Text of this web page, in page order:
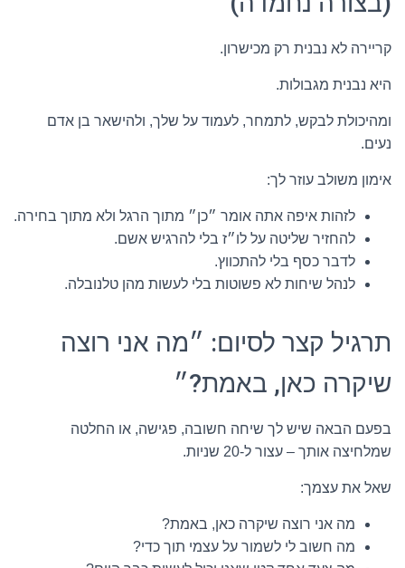
קריירה לא נבנית רק מכישרון.
היא נבנית מגבולות.
ומהיכולת לבקש, לתמחר, לעמוד על שלך, ולהישאר בן אדם
נעים.
אימון משולב עוזר לך:
לזהות איפה אתה אומר ״כן״ מתוך הרגל ולא מתוך בחירה.
להחזיר שליטה על לו״ז בלי להרגיש אשם.
לדבר כסף בלי להתכווץ.
לנהל שיחות לא פשוטות בלי לעשות מהן טלנובלה.
תרגיל קצר לסיום: ״מה אני רוצה
שיקרה כאן, באמת?״
בפעם הבאה שיש לך שיחה חשובה, פגישה, או החלטה
שמלחיצה אותך – עצור ל-20 שניות.
שאל את עצמך:
מה אני רוצה שיקרה כאן, באמת?
מה חשוב לי לשמור על עצמי תוך כדי?